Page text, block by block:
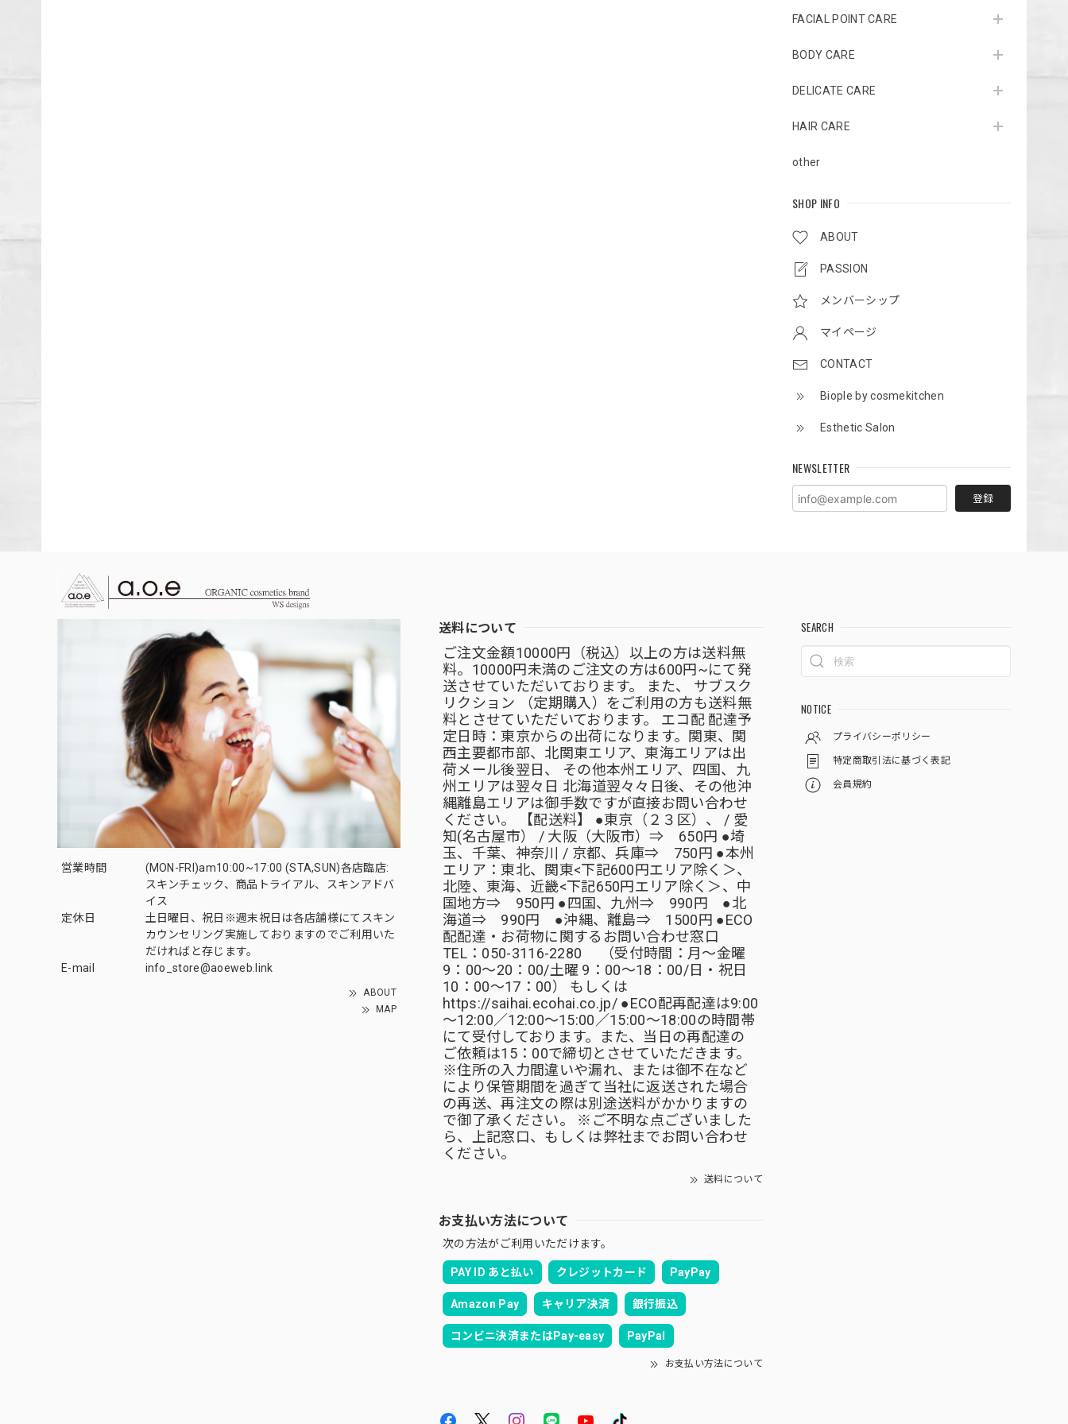
FACIAL POINT CARE
BODY CARE
DELICATE CARE
HAIR CARE
other
SHOP INFO
ABOUT
PASSION
メンバーシップ
マイページ
CONTACT
Biople by cosmekitchen
Esthetic Salon
NEWSLETTER
登録
営業時間
(MON-FRI)am10:00~17:00 (STA,SUN)各店臨店:
スキンチェック、商品トライアル、スキンアドバ
イス
定休日
土日曜日、祝日※週末祝日は各店舗様にてスキン
カウンセリング実施しておりますのでご利用いた
だければと存じます。
E-mail
info_store@aoeweb.link
ABOUT
MAP
送料について
ご注文金額10000円（税込）以上の方は送料無
料。10000円未満のご注文の方は600円~にて発
送させていただいております。 また、 サブスク
リクション （定期購入）をご利用の方も送料無
料とさせていただいております。 エコ配 配達予
定日時：東京からの出荷になります。関東、関
西主要都市部、北関東エリア、東海エリアは出
荷メール後翌日、 その他本州エリア、四国、九
州エリアは翌々日 北海道翌々々日後、その他沖
縄離島エリアは御手数ですが直接お問い合わせ
ください。 【配送料】 ●東京（２３区）、 / 愛
知(名古屋市） / 大阪（大阪市）⇒ 650円 ●埼
玉、千葉、神奈川 / 京都、兵庫⇒ 750円 ●本州
エリア：東北、関東<下記600円エリア除く＞、
北陸、東海、近畿<下記650円エリア除く＞、中
国地方⇒ 950円 ●四国、九州⇒ 990円 ●北
海道⇒ 990円 ●沖縄、離島⇒ 1500円 ●ECO
配配達・お荷物に関するお問い合わせ窓口
TEL：050-3116-2280 （受付時間：月～金曜
9：00～20：00/土曜 9：00～18：00/日・祝日
10：00～17：00） もしくは
https://saihai.ecohai.co.jp/ ●ECO配再配達は9:00
～12:00／12:00～15:00／15:00～18:00の時間帯
にて受付しております。また、当日の再配達の
ご依頼は15：00で締切とさせていただきます。
※住所の入力間違いや漏れ、または御不在など
により保管期間を過ぎて当社に返送された場合
の再送、再注文の際は別途送料がかかりますの
で御了承ください。 ※ご不明な点ございました
ら、上記窓口、もしくは弊社までお問い合わせ
ください。
送料について
お支払い方法について
次の方法がご利用いただけます。
PAY ID あと払い クレジットカード PayPay
Amazon Pay キャリア決済 銀行振込
コンビニ決済またはPay-easy PayPal
お支払い方法について
SEARCH
NOTICE
プライバシーポリシー
特定商取引法に基づく表記
会員規約